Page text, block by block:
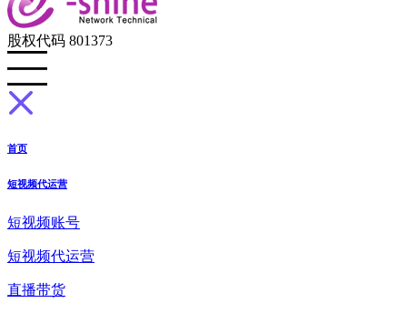
股权代码 801373
首页
短视频代运营
短视频账号
短视频代运营
直播带货